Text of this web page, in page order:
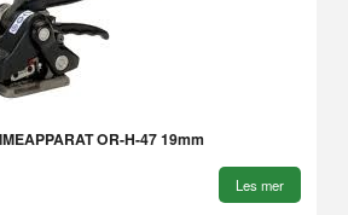
OR-H-47 19mm
Les mer